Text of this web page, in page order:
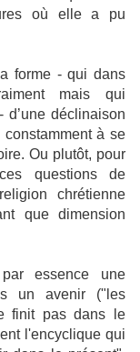
où elle a pu
forme - qui dans
mais qui
déclinaison
à se
Ou plutôt, pour
questions de
chrétienne
que dimension
essence une
un avenir ("les
finit pas dans le
l'encyclique qui